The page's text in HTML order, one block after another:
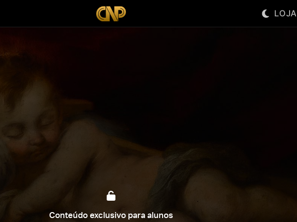
LOJA
Conteúdo exclusivo para alunos